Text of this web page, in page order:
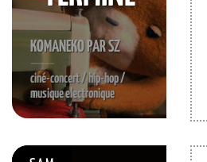
KOMANEKO PAR SZ
ciné-concert / hip-hop /
musique electronique